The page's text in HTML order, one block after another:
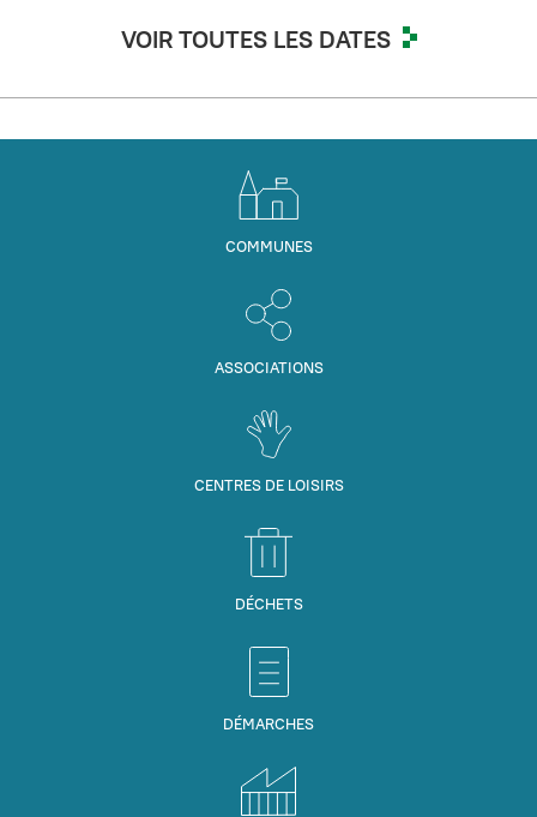
VOIR TOUTES LES DATES
COMMUNES
ASSOCIATIONS
CENTRES DE LOISIRS
DÉCHETS
DÉMARCHES